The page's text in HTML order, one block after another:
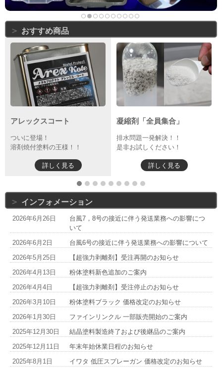
おすすめ商品
凝縮剤「全員集合」
排水問題一発解決！！
是非お試しください！
詳しく見る
ステンレス製
ホイールの焼付乾燥時に！
購入する
インフォメーション
2026年6月26日
台風7，8号の接近に伴う発送業務への影響につ
いて
2026年6月2日
台風6号の接近に伴う発送業務への影響について
2026年5月25日
【超強力剥離剤】受注再開のお知らせ
2026年4月13日
粉体塗料新色追加のご案内
2026年4月4日
【超強力剥離剤】受注停止のお知らせ
2026年3月10日
粉体塗料ブラック 価格改定のお知らせ
2026年1月30日
ファインリンクル 一部販売開始のご案内
2025年12月30日
結晶塗料製造終了および後継品のご案内
2025年12月11日
年末年始休業日程のお知らせ
2025年8月1日
イワタ 低圧スプレーガン 価格改定のお知らせ